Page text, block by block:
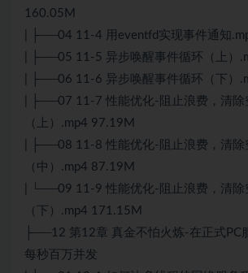
160.05M
| ├──04 11-4 用eventfd实现事件通知
| ├──05 11-5 异步唤醒事件循环（上）
| ├──06 11-6 异步唤醒事件循环（下）
| ├──07 11-7 性能优化-阻止浪费，清除
（上）.mp4 97.19M
| ├──08 11-8 性能优化-阻止浪费，清除
（中）.mp4 87.19M
| └──09 11-9 性能优化-阻止浪费，清除
（下）.mp4 171.15M
├──12 第12章 真金不怕火炼-在正式PC
每秒百万并发